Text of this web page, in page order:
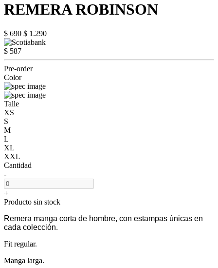
REMERA ROBINSON
$ 690 $ 1.290
$ 587
Pre-order
Color
Talle
XS
S
M
L
XL
XXL
Cantidad
-
+
Producto sin stock
Remera manga corta de hombre, con estampas únicas en
cada colección.
Fit regular.
Manga larga.